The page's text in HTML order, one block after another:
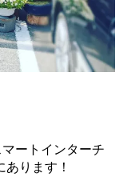
ートインターチ
ります！